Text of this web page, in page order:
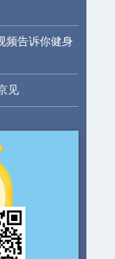
频告诉你健身
见